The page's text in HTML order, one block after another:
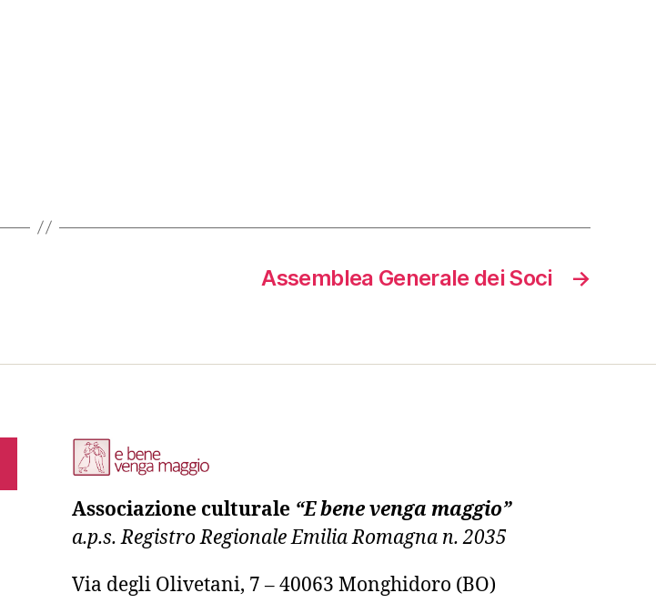
→
Assemblea Generale dei Soci
Associazione culturale “E bene venga maggio”
a.p.s. Registro Regionale Emilia Romagna n. 2035
Via degli Olivetani, 7 – 40063 Monghidoro (BO)